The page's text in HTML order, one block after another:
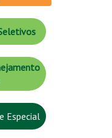
Especial